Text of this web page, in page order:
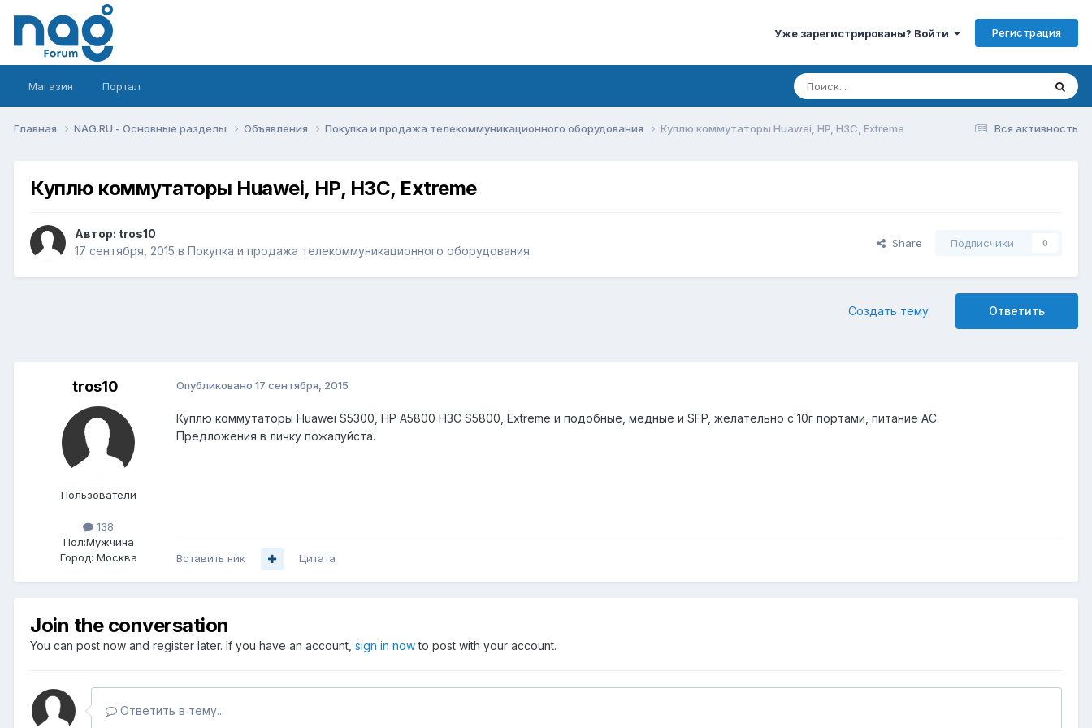
Уже зарегистрированы? Войти Регистрация
Магазин Портал
Вся активность
Главная NAG.RU - Основные разделы Объявления Покупка и продажа телекоммуникационного оборудования Куплю коммутаторы Huawei, HP, H3C, Extreme
Куплю коммутаторы Huawei, HP, H3C, Extreme
Автор: tros10
17 сентября, 2015 в Покупка и продажа телекоммуникационного оборудования
Share Подписчики 0
Ответить
Создать тему
tros10
Пользователи
138
Пол:Мужчина
Город: Москва
Опубликовано 17 сентября, 2015
Куплю коммутаторы Huawei S5300, HP A5800 H3C S5800, Extreme и подобные, медные и SFP, желательно с 10г портами, питание AC.
Предложения в личку пожалуйста.
Вставить ник Цитата
Join the conversation
You can post now and register later. If you have an account, sign in nowto post with your account.
Ответить в тему...